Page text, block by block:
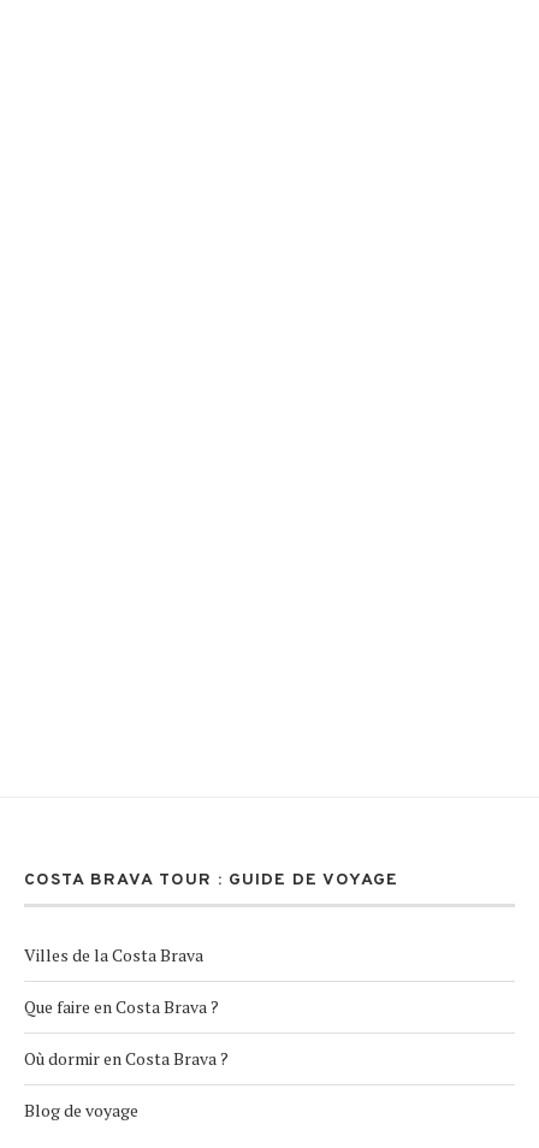
COSTA BRAVA TOUR : GUIDE DE VOYAGE
Villes de la Costa Brava
Que faire en Costa Brava ?
Où dormir en Costa Brava ?
Blog de voyage